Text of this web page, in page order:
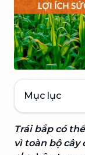
Mục lục
Trái bắp có
vì toàn bộ cây